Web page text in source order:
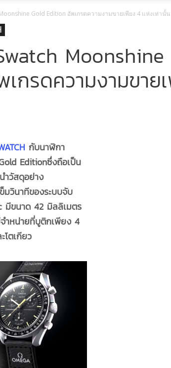
Gold Edition อัพเกรดความงามขายเพียง 4 แห่งเท่านั้น
Moonshine
กรดความงามขาย
กับนาฬิกา
Editionซึ่งถือเป็น
ำวัสดุอย่าง
มวินาทีของระบบจับ
มีขนาด 42 มิลลิเมตร
ำหน่ายที่บูติกเพียง 4
ตเกียว